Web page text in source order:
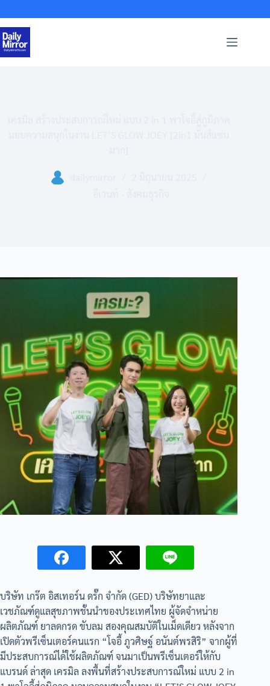
to
content
บริษัท เกร๊ต อิสเทอร์น ดรั๊ก จำกัด (GED) บริษัทยาและ
เวชภัณฑ์ดูแลสุขภาพชั้นนำของประเทศไทย ผู้จัดจำหน่าย
ผลิตภัณฑ์ ยาลดกรด ขับลม สองคุณสมบัติในเม็ดเดียว หลังจาก
เปิดตัวพรีเซ็นเตอร์คนแรก “โจอี้ ภูวศิษฐ์ อนันต์พรสิริ” จากผู้ที่
มีประสบการณ์ได้ใช้ผลิตภัณฑ์ จนมาเป็นพรีเซ็นเตอร์ให้กับ
แบรนด์ ล่าสุด เครมิล ลงพื้นที่สร้างประสบการณ์ใหม่ แบบ 2 in